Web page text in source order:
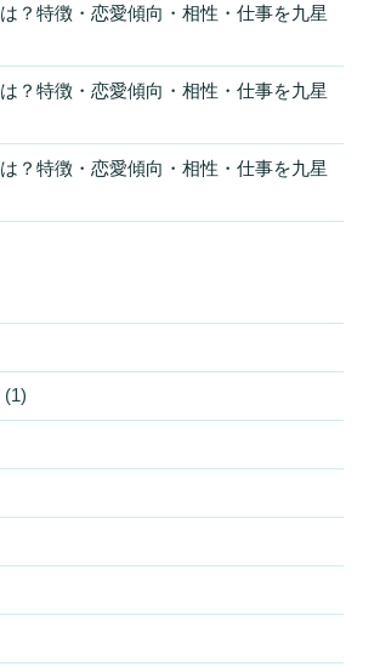
？特徴・恋愛傾向・相性・仕事を九星
？特徴・恋愛傾向・相性・仕事を九星
？特徴・恋愛傾向・相性・仕事を九星
(1)